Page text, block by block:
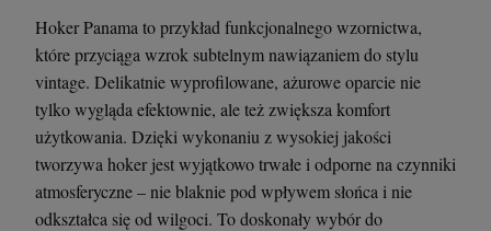
Stolik kawowy Oveo 46 cm antracytowy -
379,00 zł
Krzesło Vanity Scab Design - transparentne
397,00 zł
Hoker Panama to przykład funkcjonalnego wzornictwa,
które przyciąga wzrok subtelnym nawiązaniem do stylu
vintage. Delikatnie wyprofilowane, ażurowe oparcie nie
tylko wygląda efektownie, ale też zwiększa komfort
użytkowania. Dzięki wykonaniu z wysokiej jakości
tworzywa hoker jest wyjątkowo trwałe i odporne na czynniki
atmosferyczne – nie blaknie pod wpływem słońca i nie
odkształca się od wilgoci. To doskonały wybór do